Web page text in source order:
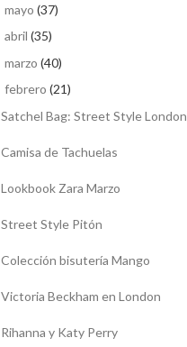
mayo (37)
abril (35)
marzo (40)
febrero (21)
Satchel Bag: Street Style London
Camisa de Tachuelas
Lookbook Zara Marzo
Street Style Pitón
Colección bisutería Mango
Victoria Beckham en London
Rihanna y Katy Perry